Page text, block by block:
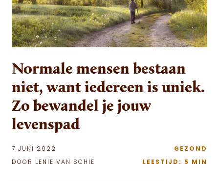
Normale mensen bestaan
niet, want iedereen is uniek.
Zo bewandel je jouw
levenspad
7 JUNI 2022
DOOR LENIE VAN SCHIE
GEZOND
LEESTIJD: 5 MIN